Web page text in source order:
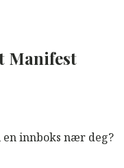
Manifest
innboks nær deg?